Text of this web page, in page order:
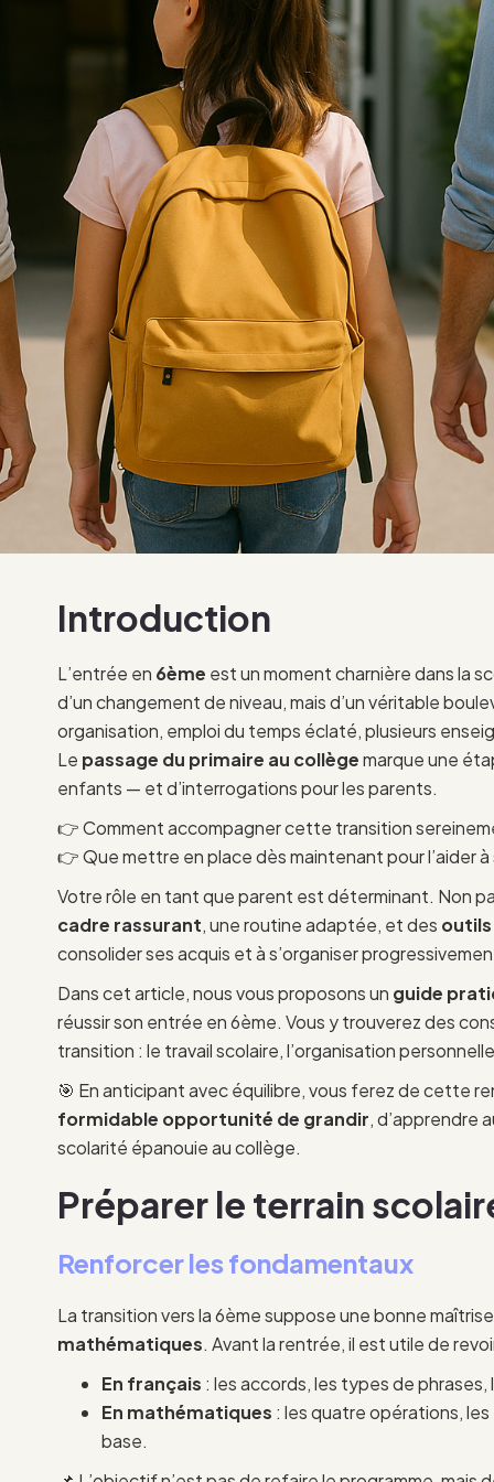
Introduction
L’entrée en 6ème est un moment charnière dans la
d’un changement de niveau, mais d’un véritable
organisation, emploi du temps éclaté, plusieurs
Le passage du primaire au collègemarque une
enfants — et d’interrogations pour les parents.
👉 Comment accompagner cette transition
👉 Que mettre en place dès maintenant pour l’aider
Votre rôle en tant que parent est déterminant. Non
cadre rassurant, une routine adaptée, et des
consolider ses acquis et à s’organiser
Dans cet article, nous vous proposons un guide
réussir son entrée en 6ème. Vous y trouverez des
transition : le travail scolaire, l’organisation
🎯 En anticipant avec équilibre, vous ferez de cette
formidable opportunité de grandir, d’apprendre
scolarité épanouie au collège.
Préparer le terrain
Renforcer les fondamentaux
La transition vers la 6ème suppose une bonne
mathématiques. Avant la rentrée, il est utile de
En français : les accords, les types de
En mathématiques : les quatre opérations,
base.